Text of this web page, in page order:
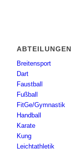
ABTEILUNGEN
Breitensport
Dart
Faustball
Fußball
FitGe/Gymnastik
Handball
Karate
Kung
Leichtathletik